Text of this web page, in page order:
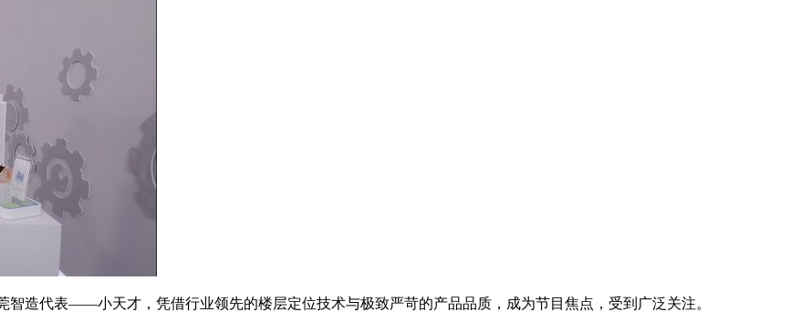
智造代表——小天才，凭借行业领先的楼层定位技术与极致严苛的产品品质，成为节目焦点，受到广泛关注。